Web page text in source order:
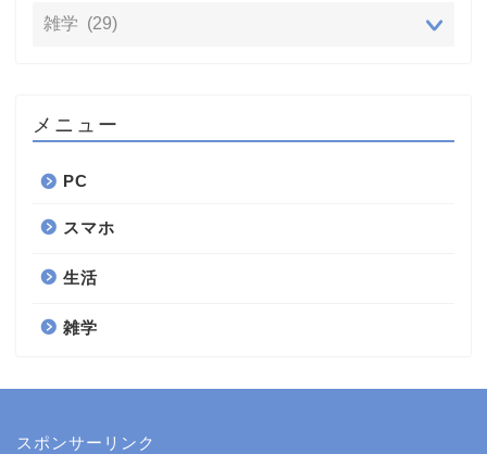
メニュー
PC
スマホ
生活
雑学
スポンサーリンク